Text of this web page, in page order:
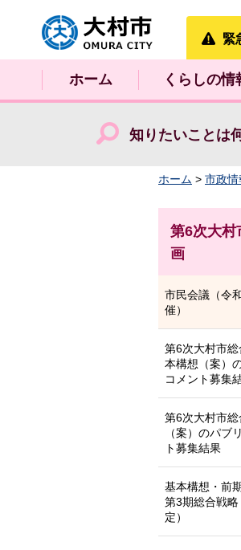
大村市
緊
ホーム くらしの情
知りたいことは
ホーム > 市政情
第6次大村
画
市民会議（令
催）
第6次大村市
本構想（案）
コメント募集
第6次大村市
（案）のパブ
ト募集結果
基本構想・前
第3期総合戦
定）